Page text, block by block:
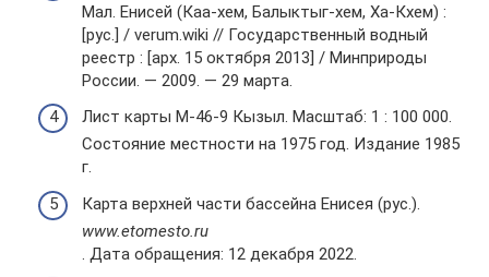
Мал. Енисей (Каа-хем, Балыктыг-хем, Ха-Кхем) :
[рус.] / verum.wiki // Государственный водный
реестр : [арх. 15 октября 2013] / Минприроды
России. — 2009. — 29 марта.
Лист карты M-46-9 Кызыл. Масштаб: 1 : 100 000.
Состояние местности на 1975 год. Издание 1985
г.
Карта верхней части бассейна Енисея (рус.).
www.etomesto.ru
. Дата обращения: 12 декабря 2022.